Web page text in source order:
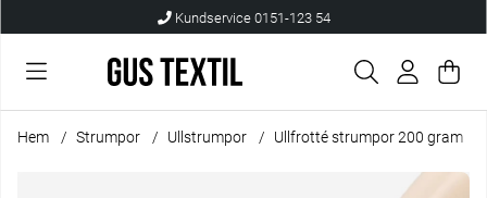
Kundservice 0151-123 54
.
Hem Strumpor Ullstrumpor Ullfrotté strumpor 200 gram